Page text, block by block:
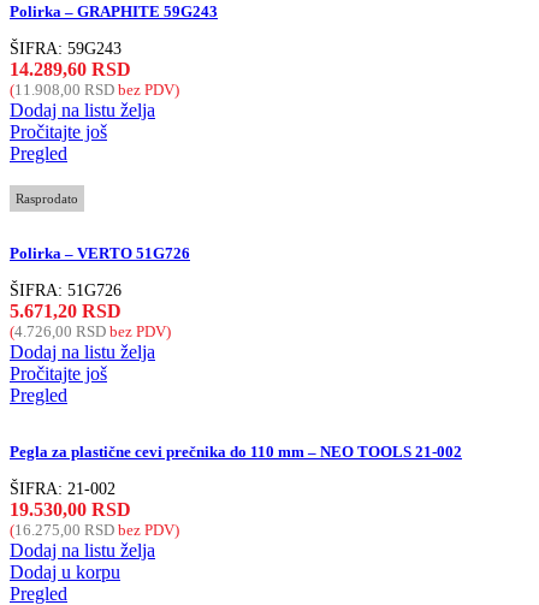
Polirka – GRAPHITE 59G243
ŠIFRA: 59G243
14.289,60 RSD
(11.908,00 RSD bez PDV)
Dodaj na listu želja
Pročitajte još
Pregled
Rasprodato
Polirka – VERTO 51G726
ŠIFRA: 51G726
5.671,20 RSD
(4.726,00 RSD bez PDV)
Dodaj na listu želja
Pročitajte još
Pregled
Pegla za plastične cevi prečnika do 110 mm – NEO TOOLS 21-002
ŠIFRA: 21-002
19.530,00 RSD
(16.275,00 RSD bez PDV)
Dodaj na listu želja
Dodaj u korpu
Pregled